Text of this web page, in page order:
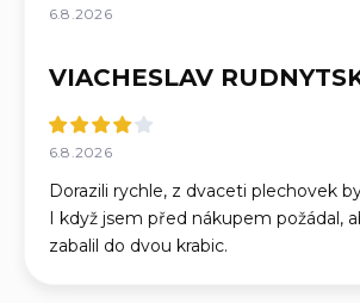
6.8.2026
VIACHESLAV
6.8.2026
Dorazili rychle, z dvaceti plechovek
I když jsem před nákupem požádal,
zabalil do dvou krabic.